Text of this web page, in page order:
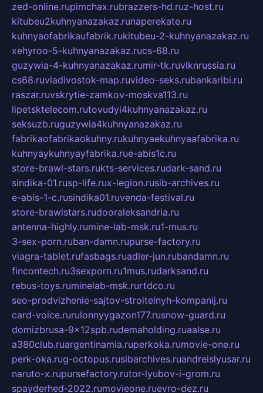
zed-online.rupimchax.rubrazzers-hd.ruz-host.ru
kitubeu2kuhnyanazakaz.runaperekate.ru
kuhnyaofabrikaufabrik.rukitubeu-2-kuhnyanazakaz.ru
xehyroo-5-kuhnyanazakaz.rucs-68.ru
guzywia-4-kuhnyanazakaz.rumir-tk.ruvlknrussia.ru
cs68.ruvladivostok-map.ruvideo-seks.rubankaribi.ru
raszar.ruvskrytie-zamkov-moskva113.ru
lipetsktelecom.rutovudyi4kuhnyanazakaz.ru
seksuzb.ruguzywia4kuhnyanazakaz.ru
fabrikaofabrikaokuhny.rukuhnyaekuhnyaafabrika.ru
kuhnyaykuhnyayfabrika.rue-abis1c.ru
store-brawl-stars.rukts-services.rudark-sand.ru
sindika-01.rusp-life.rux-legion.rusib-archives.ru
e-abis-1-c.rusindika01.ruvenda-festival.ru
store-brawlstars.rudooraleksandria.ru
antenna-highly.rumine-lab-msk.ru1-mus.ru
3-sex-porn.ruban-damn.rupurse-factory.ru
viagra-tablet.rufasbags.ruadler-jun.rubandamn.ru
fincontech.ru3sexporn.ru1mus.rudarksand.ru
rebus-toys.ruminelab-msk.rurtdco.ru
seo-prodvizhenie-sajtov-stroitelnyh-kompanij.ru
card-voice.rurulonnyygazon177.rusnow-guard.ru
domizbrusa-9x12spb.rudemaholding.ruaalse.ru
a380club.ruargentinamia.ruperkoka.rumovie-one.ru
perk-oka.rug-octopus.rusibarchives.ruandreislyusar.ru
naruto-x.rupursefactory.rutor-lyubov-i-grom.ru
spayderhed-2022.rumovieone.ruevro-dez.ru